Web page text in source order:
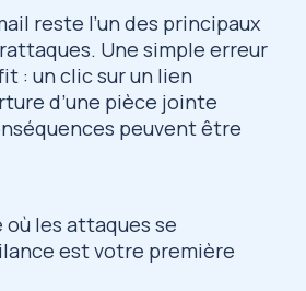
reste l’un des principaux
Une simple erreur
: un clic sur un lien
d’une pièce jointe
peuvent être
les attaques se
est votre première